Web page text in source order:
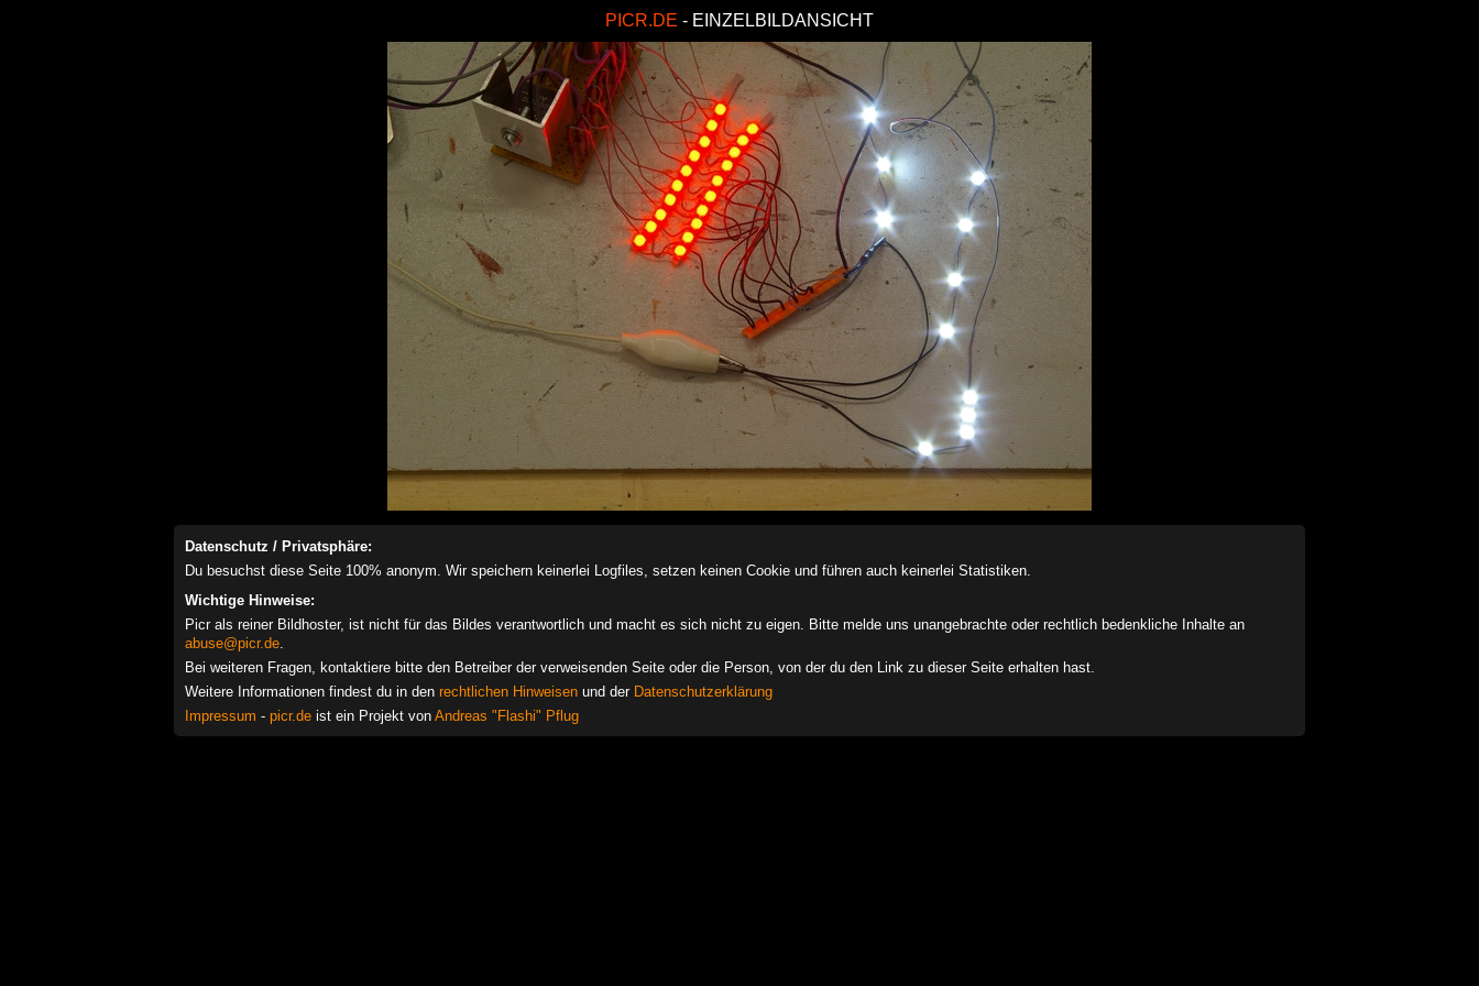
PICR.DE - EINZELBILDANSICHT
Datenschutz / Privatsphäre:
Du besuchst diese Seite 100% anonym. Wir speichern keinerlei Logfiles, setzen keinen Cookie und führen auch keinerlei Statistiken.
Wichtige Hinweise:
Picr als reiner Bildhoster, ist nicht für das Bildes verantwortlich und macht es sich nicht zu eigen. Bitte melde uns unangebrachte oder rechtlich bedenkliche Inhalte an
abuse@picr.de.
Bei weiteren Fragen, kontaktiere bitte den Betreiber der verweisenden Seite oder die Person, von der du den Link zu dieser Seite erhalten hast.
Weitere Informationen findest du in den rechtlichen Hinweisen und der Datenschutzerklärung
Impressum - picr.de ist ein Projekt von Andreas "Flashi" Pflug